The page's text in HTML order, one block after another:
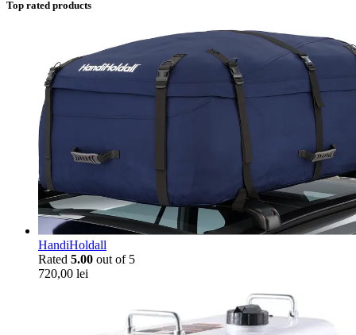
Top rated products
HandiHoldall
Rated 5.00 out of 5
720,00 lei